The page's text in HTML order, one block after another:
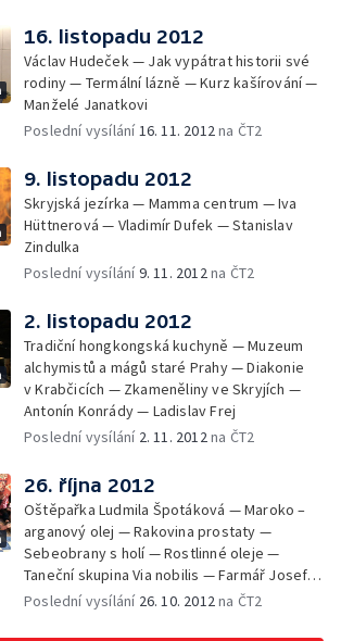
16. listopadu 2012
Václav Hudeček — Jak vypátrat historii své
rodiny — Termální lázně — Kurz kašírování —
Manželé Janatkovi
Poslední vysílání 16. 11. 2012 na ČT2
9. listopadu 2012
Skryjská jezírka — Mamma centrum — Iva
Hüttnerová — Vladimír Dufek — Stanislav
Zindulka
Poslední vysílání9. 11. 2012 na ČT2
2. listopadu 2012
Tradiční hongkongská kuchyně — Muzeum
alchymistů a mágů staré Prahy — Diakonie
v Krabčicích — Zkameněliny ve Skryjích —
Antonín Konrády — Ladislav Frej
Poslední vysílání 2. 11. 2012 na ČT2
26. října 2012
Oštěpařka Ludmila Špotáková — Maroko –
arganový olej — Rakovina prostaty —
Sebeobrany s holí — Rostlinné oleje —
Taneční skupina Via nobilis — Farmář Josef
Brotánek
Poslední vysílání 26. 10. 2012 na ČT2